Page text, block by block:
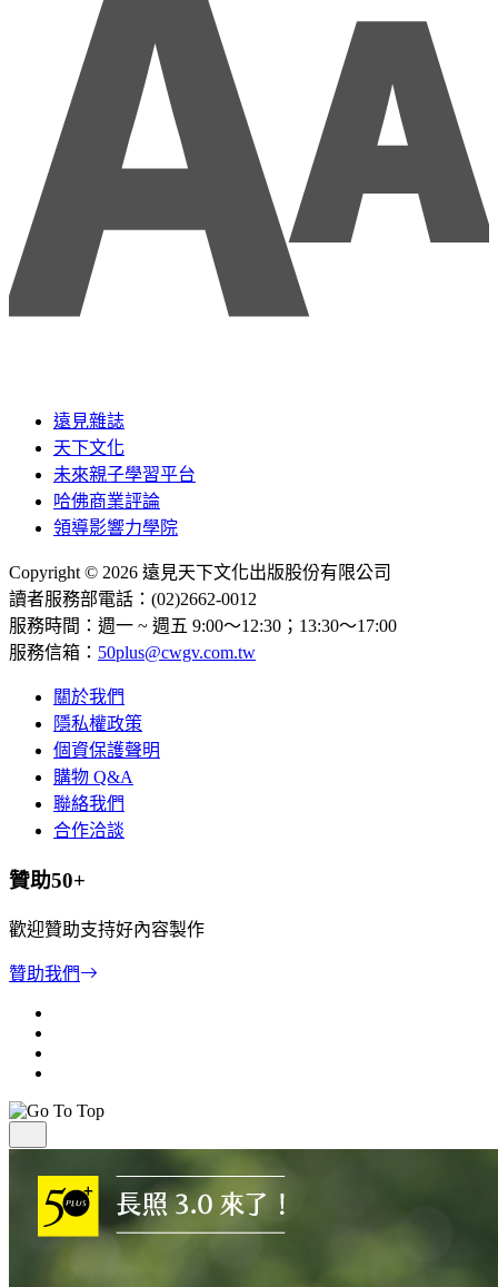
遠見雜誌
天下文化
未來親子學習平台
哈佛商業評論
領導影響力學院
Copyright © 2026 遠見天下文化出版股份有限公司
讀者服務部電話：(02)2662-0012
服務時間：週一 ~ 週五 9:00～12:30；13:30～17:00
服務信箱： 50plus@cwgv.com.tw
關於我們
隱私權政策
個資保護聲明
購物 Q&A
聯絡我們
合作洽談
贊助50+
歡迎贊助支持好內容製作
贊助我們